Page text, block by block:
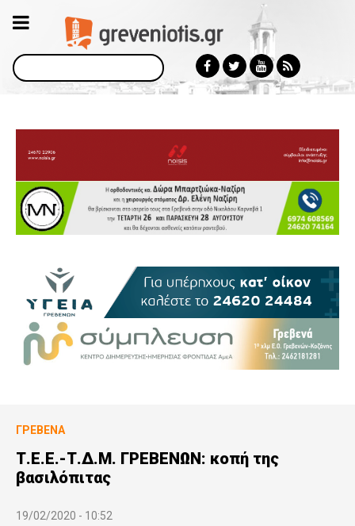
Αναζήτηση
ΓΡΕΒΕΝΆ
Τ.Ε.Ε.-Τ.Δ.Μ. ΓΡΕΒΕΝΩΝ: κοπή της
βασιλόπιτας
19/02/2020 - 10:52